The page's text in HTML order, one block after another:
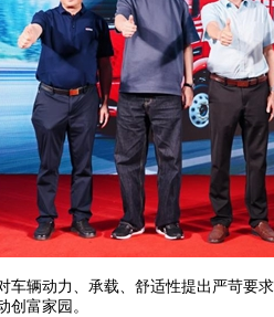
辆动力、承载、舒适性提出严苛
富家园。